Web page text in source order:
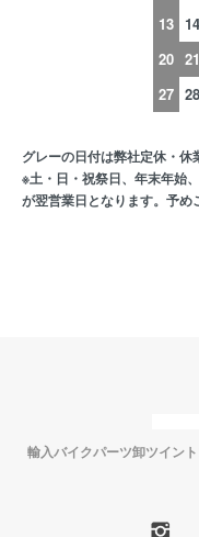
13 14
20 21
27 28
グレーの日付は弊社定休・休
※土・日・祝祭日、年末年始
が翌営業日となります。予め
輸入バイクパーツ卸ツイン